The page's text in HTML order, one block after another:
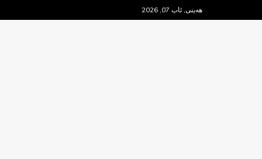
to
هەینی, ئاب 07, 2026